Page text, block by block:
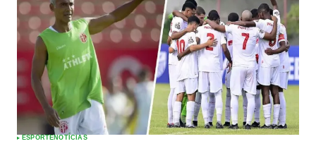
ESPORTENOTÍCIAS